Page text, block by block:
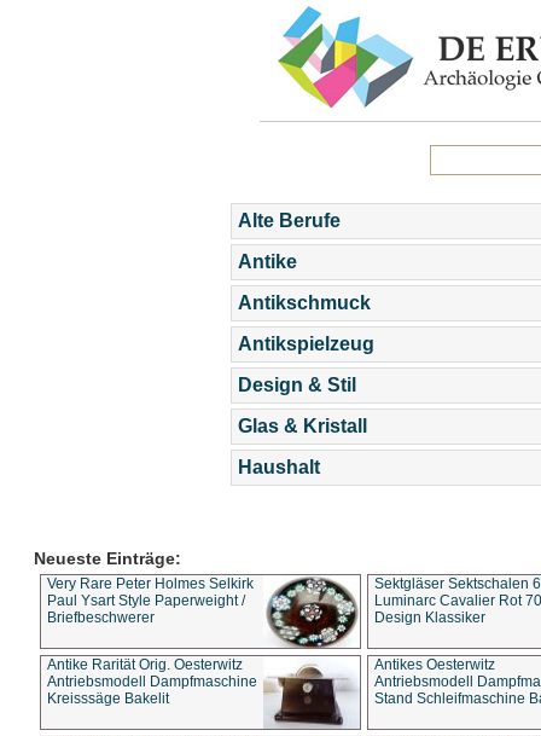
Alte Berufe
Antike
Antikschmuck
Antikspielzeug
Design & Stil
Glas & Kristall
Haushalt
Neueste Einträge:
Very Rare Peter Holmes Selkirk
Paul Ysart Style Paperweight /
Briefbeschwerer
Sektgläser Sektschalen
Luminarc Cavalier Rot
Design Klassiker
Antike Rarität Orig. Oesterwitz
Antriebsmodell Dampfmaschine
Kreisssäge Bakelit
Antikes Oesterwitz
Antriebsmodell
Stand Schleifmaschine